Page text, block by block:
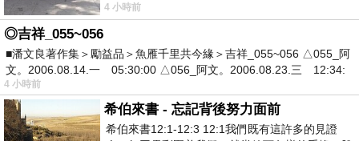
車行中突然有兩隻赤頸鶴飛過頭
4 小時前
◎吉祥_055~056
■潘文良著作集＞勵益品＞魚雁千里共今緣＞吉祥_055~056 △055_阿
文。2006.08.14.一 05:30:00 △056_阿文。2006.08.23.三 12:34:
4 小時前
希伯來書 - 忘記背後努力面前
希伯來書12:1-12:3 12:1我們既有這許多的見證